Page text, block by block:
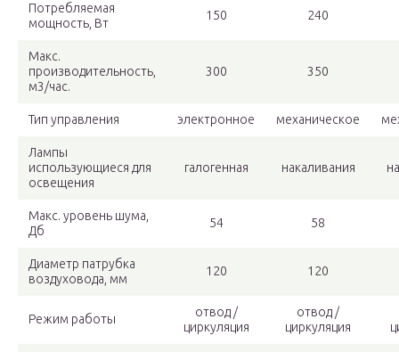
Потребляемая
мощность, Вт
150 240
Макс.
производительность,
м3/час.
300 350
Тип управления электронное механическое
Лампы
использующиеся для
освещения
галогенная накаливания
Макс. уровень шума,
Дб
54 58
Диаметр патрубка
воздуховода, мм
120 120
Режим работы
отвод /
циркуляция
отвод /
циркуляция